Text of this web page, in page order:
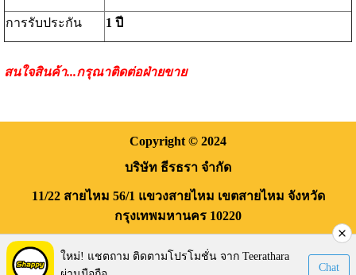
การรับประกัน 1 ปี
สนใจสินค้า...กรุณาติดต่อฝ่ายขาย
Copyright © 2024
บริษัท ธีรธรา จำกัด
11/22 สายไหม 56/1 แขวงสายไหม เขตสายไหม จังหวัด
กรุงเทพมหานคร 10220
Visitors: 170,095
ใหม่! แชตถาม ติดตามโปรโมชั่น จาก Teerathara
Chat